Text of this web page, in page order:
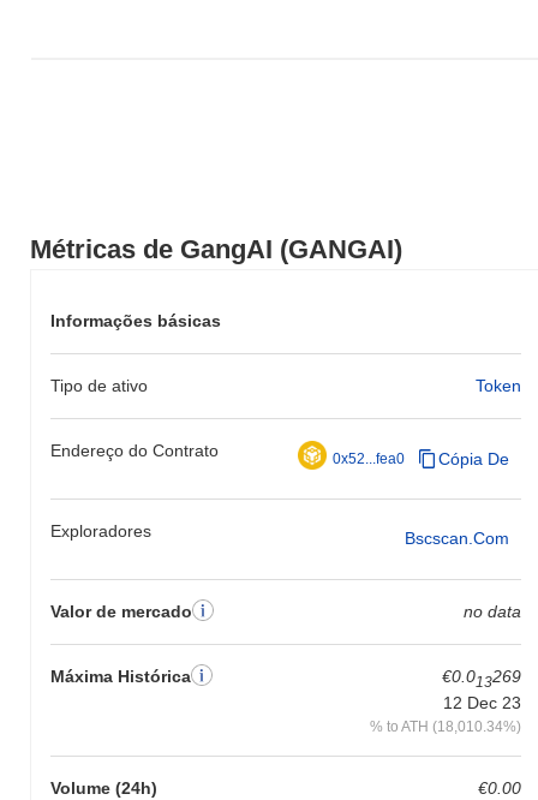
Métricas de GangAI (GANGAI)
Informações básicas
Tipo de ativo Token
Endereço do Contrato 0x52...fea0 Cópia De
Exploradores Bscscan.com
Valor de mercado no data
Máxima Histórica €0.013269
12 Dec 23
% to ATH (18,010.34%)
Volume (24h) €0.00